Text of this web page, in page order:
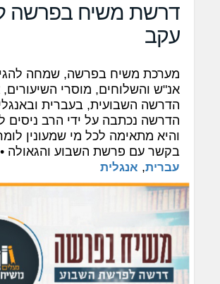
דרשת משיח בפרשה
עקב
מערכת משיח בפרשה, שמחה
אנ"ש והשלוחים, מוסרי
הדרשה השבועית, בעברית
הדרשה נכתבה על ידי הרב ניסים
והיא מתאימה לכל מי שמעונין
בקשר עם פרשת השבוע והגאולה
עברית, אנגלית